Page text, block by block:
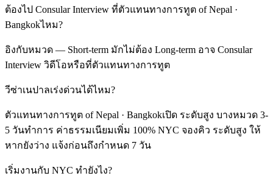
ต้องไป Consular Interview ที่ตัวแทนทางการทูต of Nepal ·
Bangkokไหม?
อิงกับหมวด — Short-term มักไม่ต้อง Long-term อาจ Consular
Interview วิดีโอหรือที่ตัวแทนทางการทูต
วีซ่าเนปาลเร่งด่วนได้ไหม?
ตัวแทนทางการทูต of Nepal · Bangkokเปิด ระดับสูง บางหมวด 3-
5 วันทำการ ค่าธรรมเนียมเพิ่ม 100% NYC จองคิว ระดับสูง ให้
หากยังว่าง แจ้งก่อนถึงกำหนด 7 วัน
เริ่มงานกับ NYC ทำยังไง?